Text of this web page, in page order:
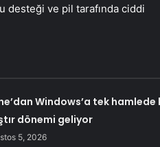
desteği ve pil tarafında ciddi
Windows’a tek
dönemi geliyor
5, 2026